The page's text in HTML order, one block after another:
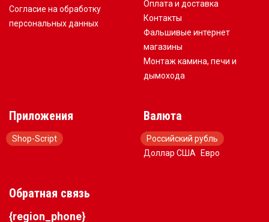
Согласие на обработку
персональных данных
Оплата и доставка
Контакты
Фальшивые интернет
магазины
Монтаж камина, печи и
дымохода
Приложения
Shop-Script
Валюта
Российский рубль
Доллар США
Евро
Обратная связь
{region_phone}